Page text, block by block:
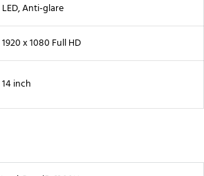
LED, Anti-glare
1920 x 1080 Full HD
14 inch